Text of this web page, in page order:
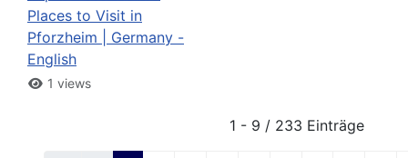
Places to Visit in
Pforzheim | Germany -
English
1 views
1 - 9 / 233 Einträge